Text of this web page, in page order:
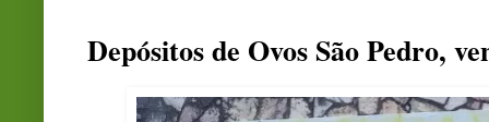
Depósitos de Ovos São Pedro,